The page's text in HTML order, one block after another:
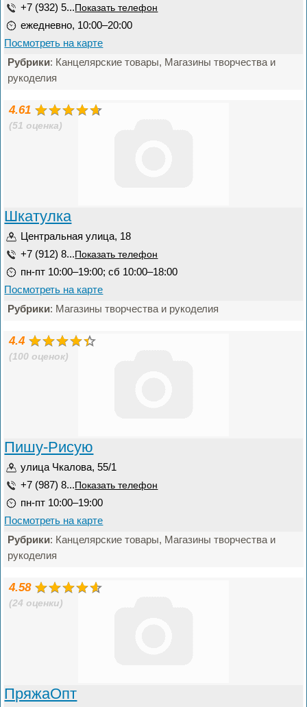
+7 (932) 5... Показать телефон
ежедневно, 10:00–20:00
Посмотреть на карте
Рубрики: Канцелярские товары, Магазины творчества и
рукоделия
4.61
(51 оценка)
Шкатулка
Центральная улица, 18
+7 (912) 8... Показать телефон
пн-пт 10:00–19:00; сб 10:00–18:00
Посмотреть на карте
Рубрики: Магазины творчества и рукоделия
4.4
(100 оценок)
Пишу-Рисую
улица Чкалова, 55/1
+7 (987) 8... Показать телефон
пн-пт 10:00–19:00
Посмотреть на карте
Рубрики: Канцелярские товары, Магазины творчества и
рукоделия
4.58
(24 оценки)
ПряжаОпт